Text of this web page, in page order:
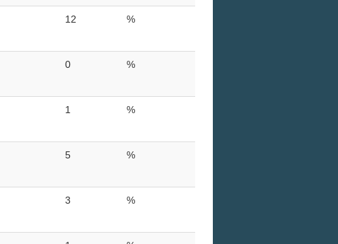
12 %
0 %
1 %
5 %
3 %